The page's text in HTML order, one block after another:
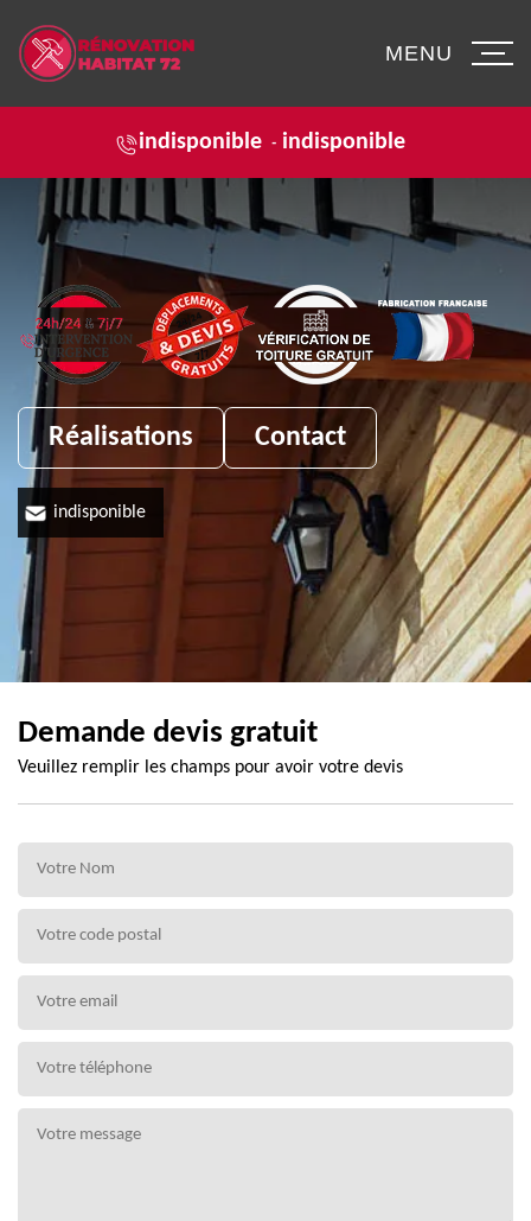
indisponible - indisponible
MENU
Réalisations Contact
indisponible
Demande devis gratuit
Veuillez remplir les champs pour avoir votre devis